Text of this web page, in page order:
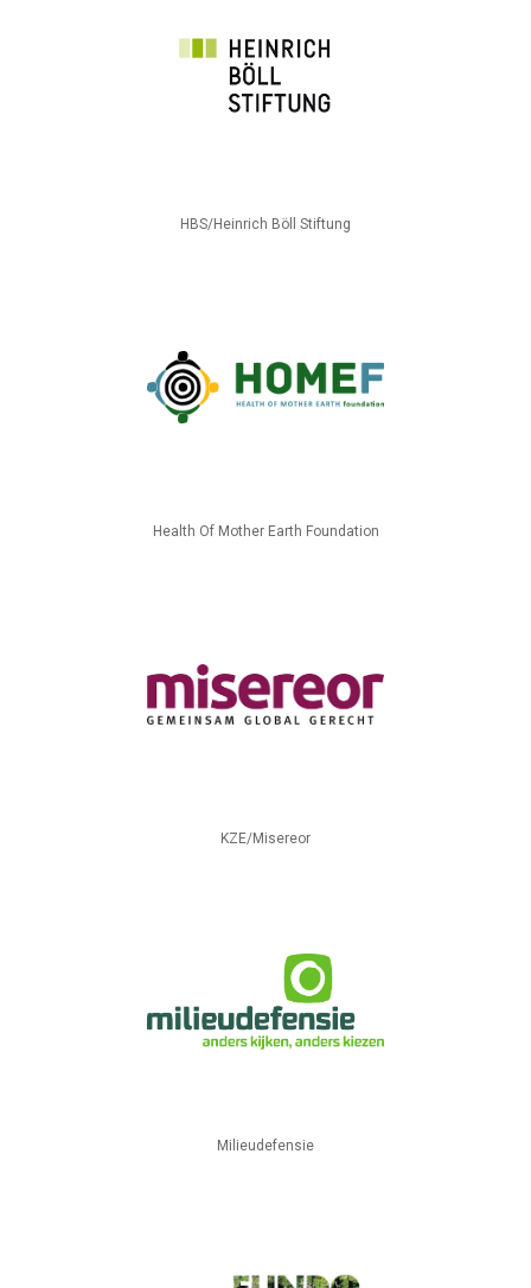
HBS/Heinrich Böll Stiftung
Health Of Mother Earth Foundation
KZE/Misereor
Milieudefensie